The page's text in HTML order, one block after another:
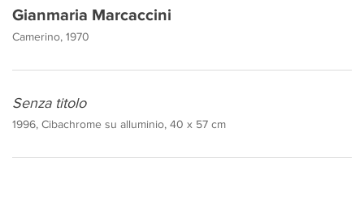
Gianmaria Marcaccini
Camerino, 1970
Senza titolo
1996, Cibachrome su alluminio, 40 x 57 cm